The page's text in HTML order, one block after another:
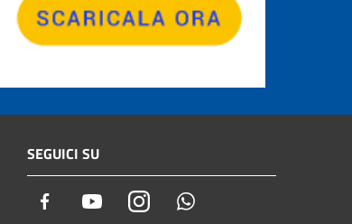
SEGUICI SU
Facebook YoutubeInstagram